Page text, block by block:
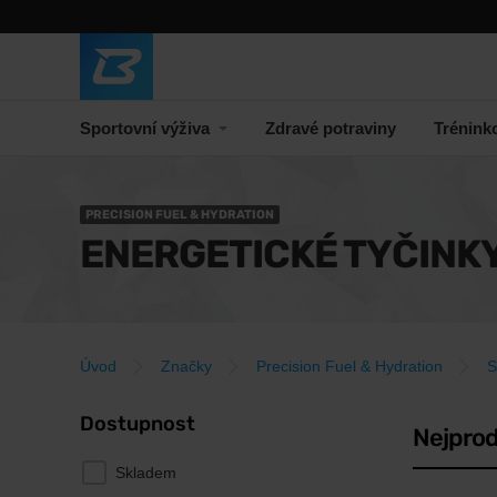
Sportovní výživa Zdravé potraviny
PRECISION FUEL & HYDRATION
ENERGETICKÉ
Úvod Značky Precision Fuel & Hydration
Dostupnost
Skladem